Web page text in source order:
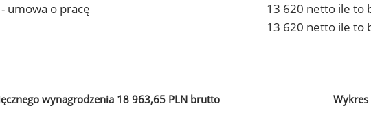
umowa o pracę
13 620 netto ile to
13 620 netto ile to
wynagrodzenia 18 963,65 PLN brutto